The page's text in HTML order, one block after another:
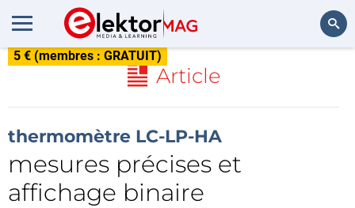
5 € (membres : GRATUIT)
Article
thermomètre LC-LP-HA
mesures précises et
affichage binaire